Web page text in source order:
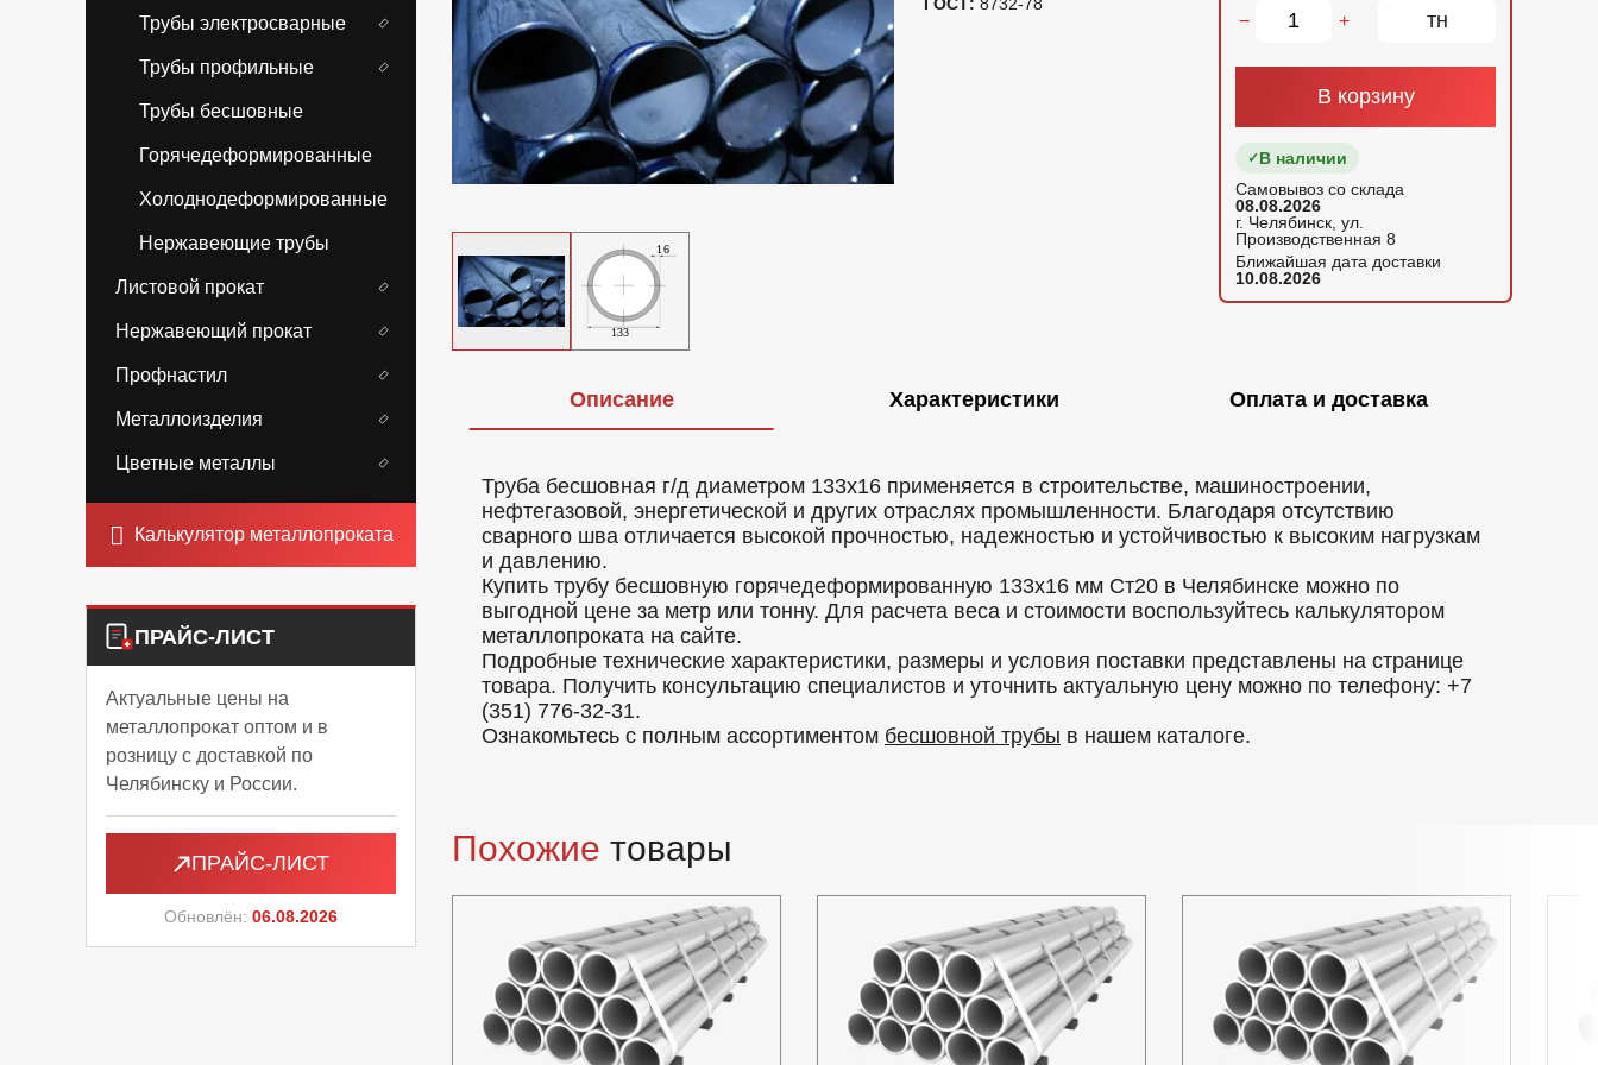
Трубы электросварные
Трубы профильные
Трубы бесшовные
Горячедеформированные
Холоднодеформированные
Нержавеющие трубы
Листовой прокат
Нержавеющий прокат
Профнастил
Металлоизделия
Цветные металлы
Калькулятор металлопроката
ПРАЙС-ЛИСТ
Актуальные цены на
металлопрокат оптом и в
розницу с доставкой по
Челябинску и России.
ПРАЙС-ЛИСТ
Обновлён: 06.08.2026
− + тн
В корзину
В наличии
Самовывоз со склада
08.08.2026
г. Челябинск, ул.
Производственная 8
Ближайшая дата доставки
10.08.2026
Описание Характеристики Оплата и доставка
Труба бесшовная г/д диаметром 133x16 применяется в строительстве, машиностроении,
нефтегазовой, энергетической и других отраслях промышленности. Благодаря отсутствию
сварного шва отличается высокой прочностью, надежностью и устойчивостью к высоким нагрузкам
и давлению.
Купить трубу бесшовную горячедеформированную 133x16 мм Ст20 в Челябинске можно по
выгодной цене за метр или тонну. Для расчета веса и стоимости воспользуйтесь калькулятором
металлопроката на сайте.
Подробные технические характеристики, размеры и условия поставки представлены на странице
товара. Получить консультацию специалистов и уточнить актуальную цену можно по телефону: +7
(351) 776-32-31.
Ознакомьтесь с полным ассортиментом бесшовной трубы в нашем каталоге.
Похожие товары